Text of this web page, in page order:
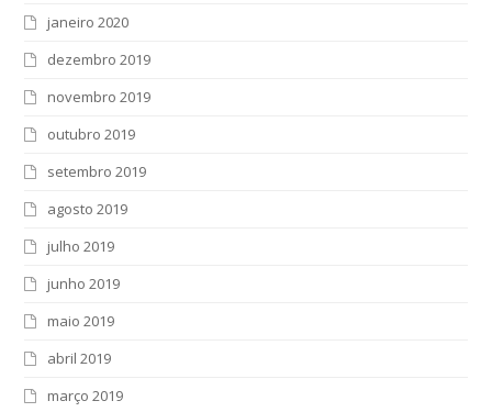
janeiro 2020
dezembro 2019
novembro 2019
outubro 2019
setembro 2019
agosto 2019
julho 2019
junho 2019
maio 2019
abril 2019
março 2019